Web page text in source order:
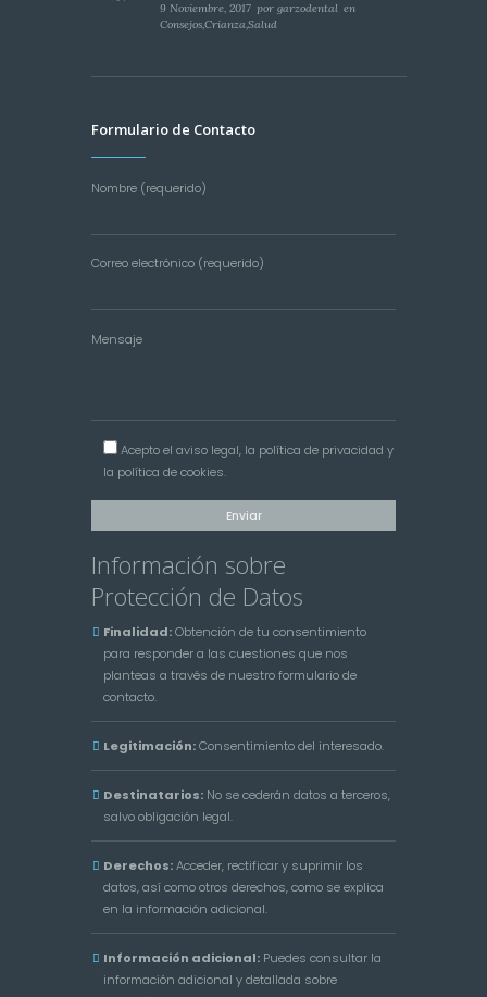
9 Noviembre, 2017 porgarzodental en
Consejos,Crianza,Salud
Formulario de Contacto
Nombre (requerido)
Correo electrónico (requerido)
Mensaje
Acepto elaviso legal, la política de privacidad y
la política de cookies.
Información sobre
Protección de Datos
Finalidad:Obtención de tu consentimiento
para responder a las cuestiones que nos
planteas a través de nuestro formulario de
contacto.
Legitimación:Consentimiento del interesado.
Destinatarios: No se cederán datos a terceros,
salvo obligación legal.
Derechos:Acceder, rectificar y suprimir los
datos, así como otros derechos, como se explica
en la información adicional.
Información adicional: Puedes consultar la
información adicional y detallada sobre